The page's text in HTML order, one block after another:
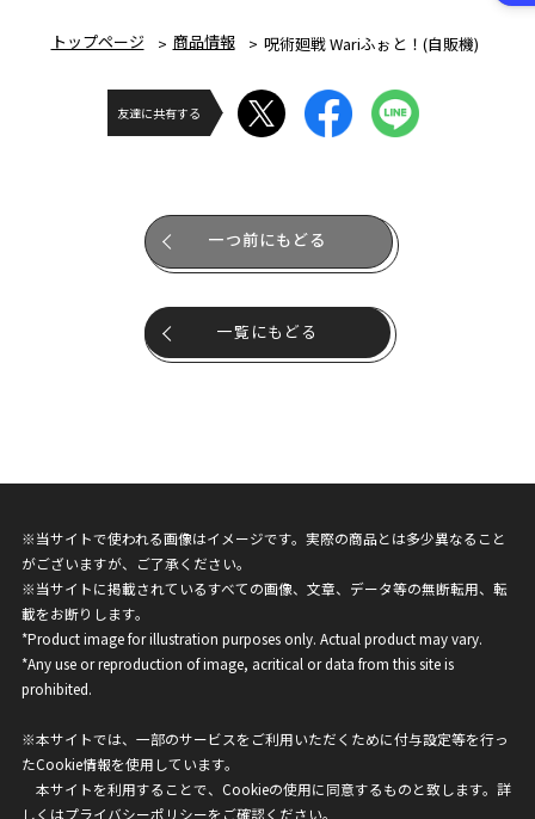
トップページ 商品情報 呪術廻戦 Wariふぉと！(自販機)
友達に共有する
一つ前にもどる
一覧にもどる
※当サイトで使われる画像はイメージです。実際の商品とは多少異なること
がございますが、ご了承ください。
※当サイトに掲載されているすべての画像、文章、データ等の無断転用、転
載をお断りします。
*Product image for illustration purposes only. Actual product may vary.
*Any use or reproduction of image, acritical or data from this site is
prohibited.
※本サイトでは、一部のサービスをご利用いただくために付与設定等を行っ
たCookie情報を使用しています。
本サイトを利用することで、Cookieの使用に同意するものと致します。詳
しくはプライバシーポリシーをご確認ください。